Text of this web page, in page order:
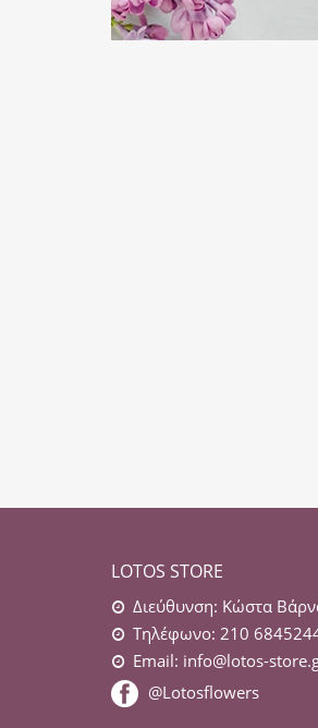
LOTOS STORE
Διεύθυνση: Κώστα
Τηλέφωνο: 210
Email: info@lotos-
@Lotosflowers